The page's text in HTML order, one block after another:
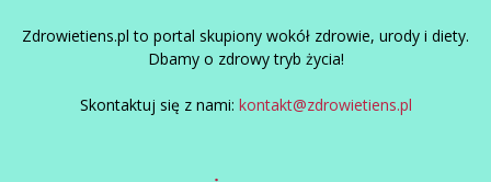
Zdrowietiens.pl to portal skupiony wokół zdrowie, urody i diety.
Dbamy o zdrowy tryb życia!
Skontaktuj się z nami: kontakt@zdrowietiens.pl